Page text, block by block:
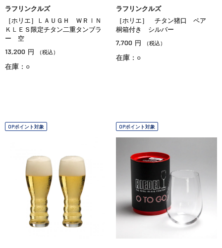
ラフリンクルズ
［ホリエ］ＬＡＵＧＨ ＷＲＩＮ
ＫＬＥＳ限定チタン二重タンブラ
ー 空
13,200 円 （税込）
在庫：○
ラフリンクルズ
［ホリエ］ チタン猪口 ペア
桐箱付き シルバー
7,700 円 （税込）
在庫：○
OPポイント対象 OPポイント対象